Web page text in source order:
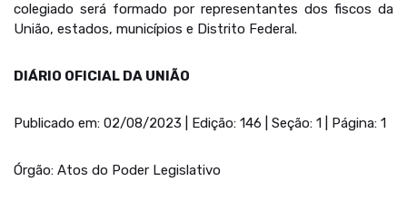
colegiado será formado por representantes dos fiscos da
União, estados, municípios e Distrito Federal.
DIÁRIO OFICIAL DA UNIÃO
Publicado em: 02/08/2023 | Edição: 146 | Seção: 1 | Página: 1
Órgão: Atos do Poder Legislativo